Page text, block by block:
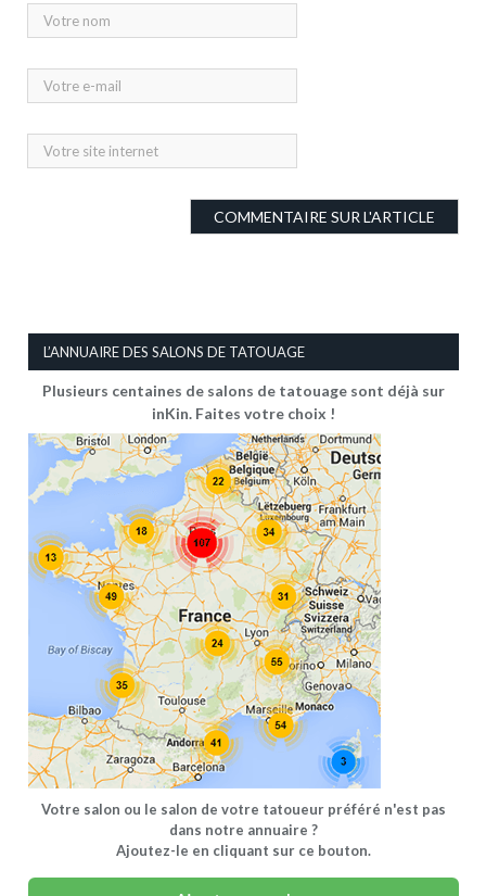
L’ANNUAIRE DES SALONS DE TATOUAGE
Plusieurs centaines de salons de tatouage sont déjà sur
inKin. Faites votre choix !
Votre salon ou le salon de votre tatoueur préféré n'est pas
dans notre annuaire ?
Ajoutez-le en cliquant sur ce bouton.